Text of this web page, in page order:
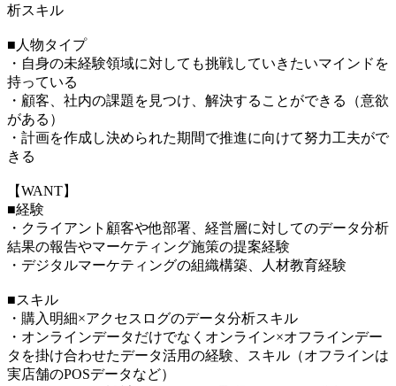
析スキル
■人物タイプ
・自身の未経験領域に対しても挑戦していきたいマインドを
持っている
・顧客、社内の課題を見つけ、解決することができる（意欲
がある）
・計画を作成し決められた期間で推進に向けて努力工夫がで
きる
【WANT】
■経験
・クライアント顧客や他部署、経営層に対してのデータ分析
結果の報告やマーケティング施策の提案経験
・デジタルマーケティングの組織構築、人材教育経験
■スキル
・購入明細×アクセスログのデータ分析スキル
・オンラインデータだけでなくオンライン×オフラインデー
タを掛け合わせたデータ活用の経験、スキル（オフラインは
実店舗のPOSデータなど）